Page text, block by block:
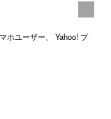
ホユーザー、 Yahoo! プ